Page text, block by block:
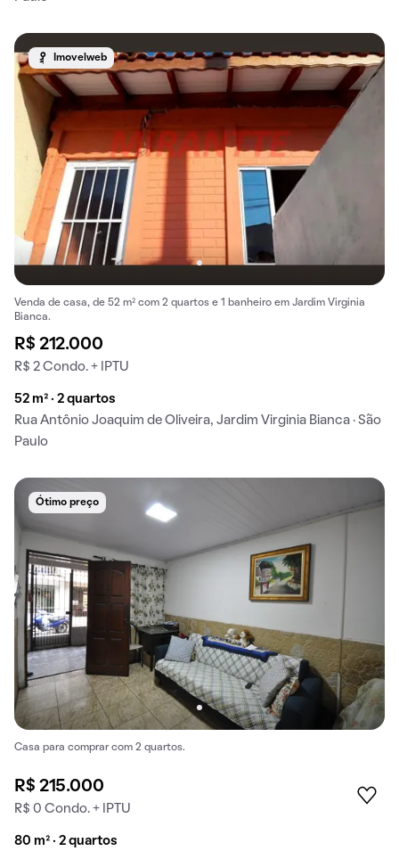
Imovelweb
Venda de casa, de 52 m² com 2 quartos e 1 banheiro em Jardim Virginia
Bianca.
R$ 212.000
R$ 2 Condo. + IPTU
52 m² · 2 quartos
Rua Antônio Joaquim de Oliveira, Jardim Virginia Bianca · São
Paulo
Ótimo preço
Casa para comprar com 2 quartos.
R$ 215.000
R$ 0 Condo. + IPTU
80 m² · 2 quartos